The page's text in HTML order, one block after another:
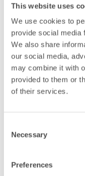
This website uses
We use cookies to
provide social media
We also share
our social media,
may combine it with
provided to them or
of their services.
Selection
Necessary
Preferences
avlämnat av
Anders Holmestig,
Ulrika Hansson,